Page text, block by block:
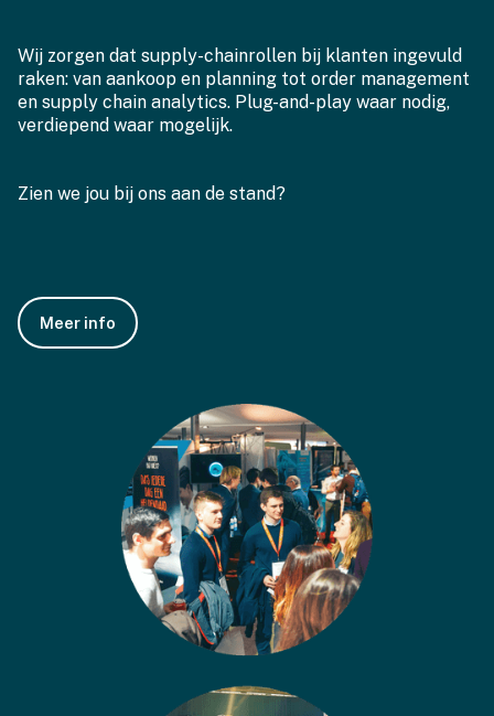
Wij zorgen dat supply-chainrollen bij klanten ingevuld
raken: van aankoop en planning tot order management
en supply chain analytics. Plug-and-play waar nodig,
verdiepend waar mogelijk.
Zien we jou bij ons aan de stand?
Meer info